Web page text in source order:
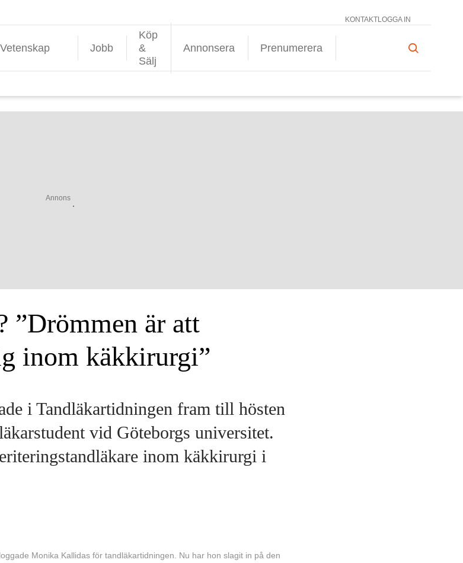
KONTAKTLOGGA IN
Vetenskap Jobb
Köp
&
Sälj
Annonsera Prenumerera
Annons
”Drömmen är att
inom käkkirurgi”
i Tandläkartidningen fram till hösten
vid Göte­borgs universitet.
inom käk­kirurgi i
Monika Kallidas för tandläkartidningen. Nu har hon slagit in på den